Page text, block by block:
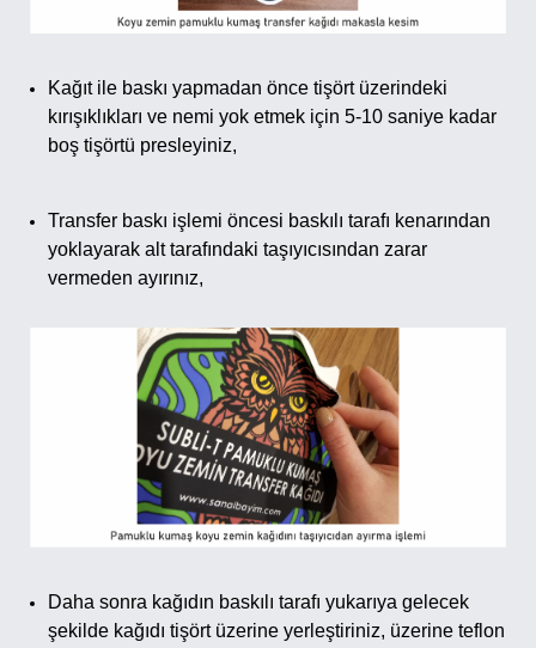
Kağıt ile baskı yapmadan önce tişört üzerindeki
kırışıklıkları ve nemi yok etmek için 5-10 saniye kadar
boş tişörtü presleyiniz,
Transfer baskı işlemi öncesi baskılı tarafı kenarından
yoklayarak alt tarafındaki taşıyıcısından zarar
vermeden ayırınız,
Daha sonra kağıdın baskılı tarafı yukarıya gelecek
şekilde kağıdı tişört üzerine yerleştiriniz, üzerine teflon